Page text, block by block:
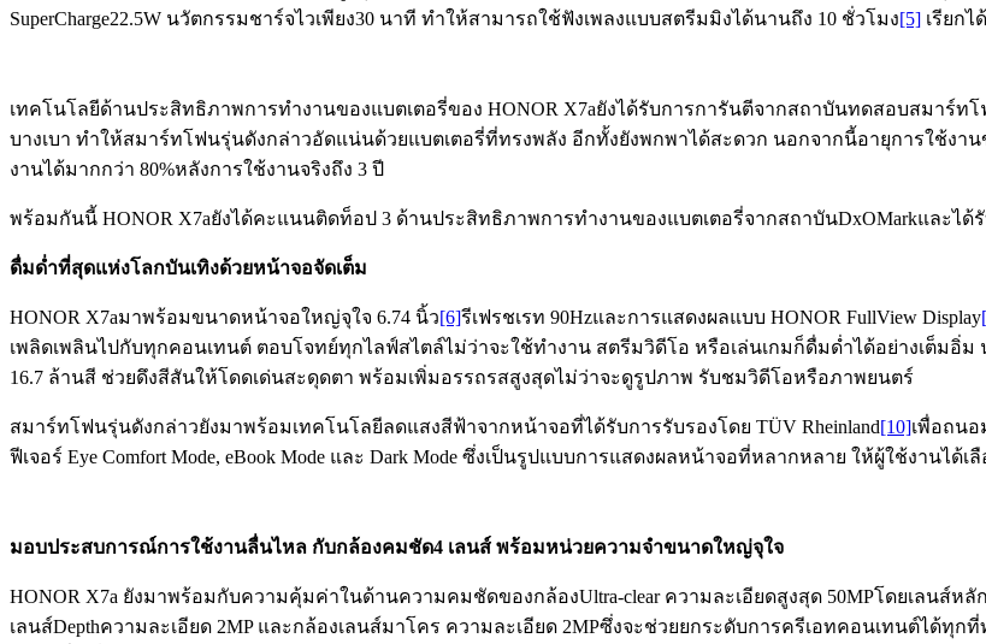
SuperCharge22.5W นวัตกรรมชาร์จไวเพียง30 นาที ทำให้สามารถใช้ฟังเพลงแบบสตรีมมิงได้นานถึง 10 ชั่วโมง[5] เรียก
เทคโนโลยีด้านประสิทธิภาพการทำงานของแบตเตอรี่ของ HONOR X7aยังได้รับการการันตีจากสถาบันทดสอบสมาร์
บางเบา ทำให้สมาร์ทโฟนรุ่นดังกล่าวอัดแน่นด้วยแบตเตอรี่ที่ทรงพลัง อีกทั้งยังพกพาได้สะดวก นอกจากนี้อายุการใช้งา
งานได้มากกว่า 80%หลังการใช้งานจริงถึง 3 ปี
พร้อมกันนี้ HONOR X7aยังได้คะแนนติดท็อป 3 ด้านประสิทธิภาพการทำงานของแบตเตอรี่จากสถาบันDxOMarkและไ
ดื่มด่ำที่สุดแห่งโลกบันเทิงด้วยหน้าจอจัดเต็ม
HONOR X7aมาพร้อมขนาดหน้าจอใหญ่จุใจ 6.74 นิ้ว[6]รีเฟรชเรท 90Hzและการแสดงผลแบบ HONOR FullView Display
เพลิดเพลินไปกับทุกคอนเทนต์ ตอบโจทย์ทุกไลฟ์สไตล์ไม่ว่าจะใช้ทำงาน สตรีมวิดีโอ หรือเล่นเกมก็ดื่มด่ำได้อย่างเต็มอิ่
16.7 ล้านสี ช่วยดึงสีสันให้โดดเด่นสะดุดตา พร้อมเพิ่มอรรถรสสูงสุดไม่ว่าจะดูรูปภาพ รับชมวิดีโอหรือภาพยนตร์
สมาร์ทโฟนรุ่นดังกล่าวยังมาพร้อมเทคโนโลยีลดแสงสีฟ้าจากหน้าจอที่ได้รับการรับรองโดย TÜV Rheinland[10]เพื่อถนอ
ฟีเจอร์ Eye Comfort Mode, eBook Mode และ Dark Mode ซึ่งเป็นรูปแบบการแสดงผลหน้าจอที่หลากหลาย ให้ผู้ใช้งาน
มอบประสบการณ์การใช้งานลื่นไหล กับกล้องคมชัด4 เลนส์ พร้อมหน่วยความจำขนาดใหญ่จุใจ
HONOR X7a ยังมาพร้อมกับความคุ้มค่าในด้านความคมชัดของกล้องUltra-clear ความละเอียดสูงสุด 50MPโดยเลนส์ห
เลนส์Depthความละเอียด 2MP และกล้องเลนส์มาโคร ความละเอียด 2MPซึ่งจะช่วยยกระดับการครีเอทคอนเทนต์ได้ทุ